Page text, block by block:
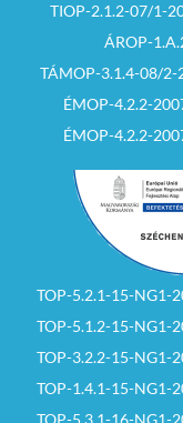
TIOP-2.1.2-07/1-
ÁROP-
TÁMOP-3.1.4-08/2-
ÉMOP-4.2.2-
ÉMOP-4.2.2-
TOP-5.2.1-15-NG1-
TOP-5.1.2-15-NG1-
TOP-3.2.2-15-NG1-
TOP-1.4.1-15-NG1-